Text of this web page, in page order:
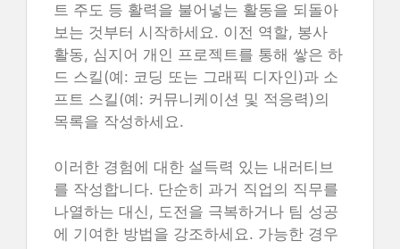
트 주도 등 활력을 불어넣는 활동을 되돌아
보는 것부터 시작하세요. 이전 역할, 봉사
활동, 심지어 개인 프로젝트를 통해 쌓은 하
드 스킬(예: 코딩 또는 그래픽 디자인)과 소
프트 스킬(예: 커뮤니케이션 및 적응력)의
목록을 작성하세요.
이러한 경험에 대한 설득력 있는 내러티브
를 작성합니다. 단순히 과거 직업의 직무를
나열하는 대신, 도전을 극복하거나 팀 성공
에 기여한 방법을 강조하세요. 가능한 경우